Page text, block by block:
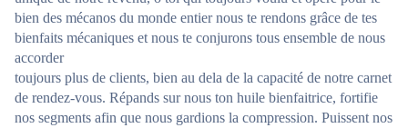
bien des mécanos du monde entier nous te rendons grâce de tes
bienfaits mécaniques et nous te conjurons tous ensemble de nous
accorder
toujours plus de clients, bien au dela de la capacité de notre carnet
de rendez-vous. Répands sur nous ton huile bienfaitrice, fortifie
nos segments afin que nous gardions la compression. Puissent nos